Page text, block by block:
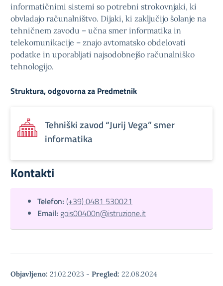
informatičnimi sistemi so potrebni strokovnjaki, ki
obvladajo računalništvo. Dijaki, ki zaključijo šolanje na
tehničnem zavodu – učna smer informatika in
telekomunikacije – znajo avtomatsko obdelovati
podatke in uporabljati najsodobnejšo računalniško
tehnologijo.
Struktura, odgovorna za Predmetnik
Tehniški zavod “Jurij Vega” smer
informatika
Kontakti
Telefon: (+39) 0481 530021
Email: gois00400n@istruzione.it
Objavljeno: 21.02.2023 - Pregled: 22.08.2024